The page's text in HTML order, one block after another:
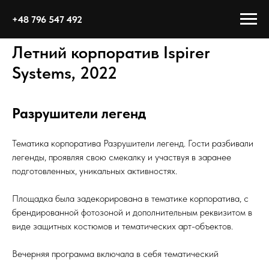
+48 796 547 492
Летний корпоратив Ispirer
Systems, 2022
Разрушители легенд
Тематика корпоратива Разрушители легенд. Гости разбивали
легенды, проявляя свою смекалку и участвуя в заранее
подготовленных, уникальных активностях.
Площадка была задекорирована в тематике корпоратива, с
брендированной фотозоной и дополнительным реквизитом в
виде защитных костюмов и тематических арт-объектов.
Вечерняя программа включала в себя тематический